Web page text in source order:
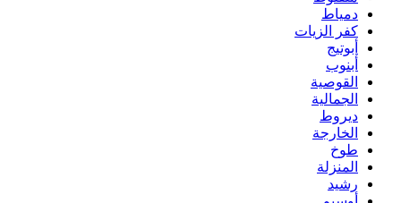
دمياط
كفر الزيات
أبوتيج
أبنوب
القوصية
الجمالية
ديروط
الخارجة
طوخ
المنزلة
رشيد